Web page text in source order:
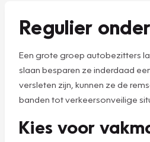
Regulier
Een grote groep autobezitters
slaan besparen ze inderdaad
versleten zijn, kunnen ze de
banden tot verkeersonveilige
Kies voor